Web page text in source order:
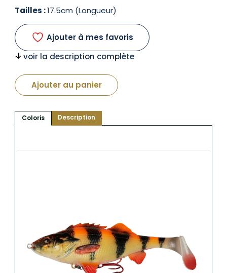
Tailles :17.5cm (Longueur)
Ajouter à mes favoris
voir la description complète
Ajouter au panier
Coloris Description